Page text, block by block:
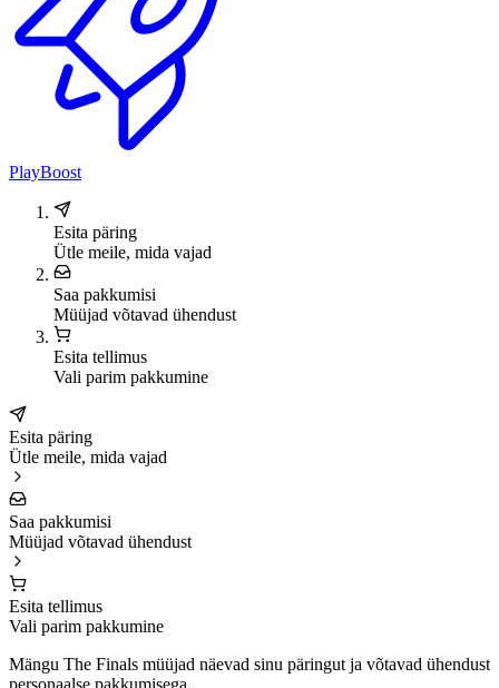
PlayBoost
Esita päring
Ütle meile, mida vajad
Saa pakkumisi
Müüjad võtavad ühendust
Esita tellimus
Vali parim pakkumine
Esita päring
Ütle meile, mida vajad
Saa pakkumisi
Müüjad võtavad ühendust
Esita tellimus
Vali parim pakkumine
Mängu The Finals müüjad näevad sinu päringut ja võtavad ühendust